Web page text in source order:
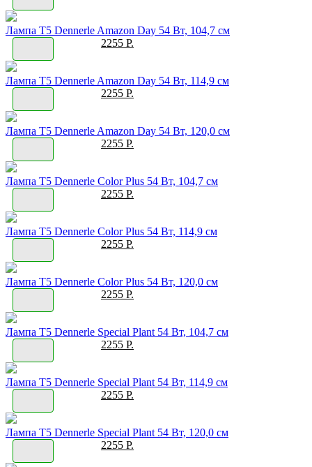
Лампа T5 Dennerle Amazon Day 54 Вт, 104,7 см
2255 Р.
Лампа T5 Dennerle Amazon Day 54 Вт, 114,9 см
2255 Р.
Лампа T5 Dennerle Amazon Day 54 Вт, 120,0 см
2255 Р.
Лампа T5 Dennerle Color Plus 54 Вт, 104,7 см
2255 Р.
Лампа T5 Dennerle Color Plus 54 Вт, 114,9 см
2255 Р.
Лампа T5 Dennerle Color Plus 54 Вт, 120,0 см
2255 Р.
Лампа T5 Dennerle Special Plant 54 Вт, 104,7 см
2255 Р.
Лампа T5 Dennerle Special Plant 54 Вт, 114,9 см
2255 Р.
Лампа T5 Dennerle Special Plant 54 Вт, 120,0 см
2255 Р.